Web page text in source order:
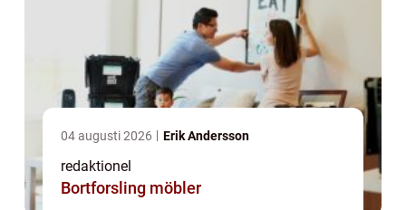
04 augusti 2026 Erik Andersson
redaktionel
Bortforsling möbler